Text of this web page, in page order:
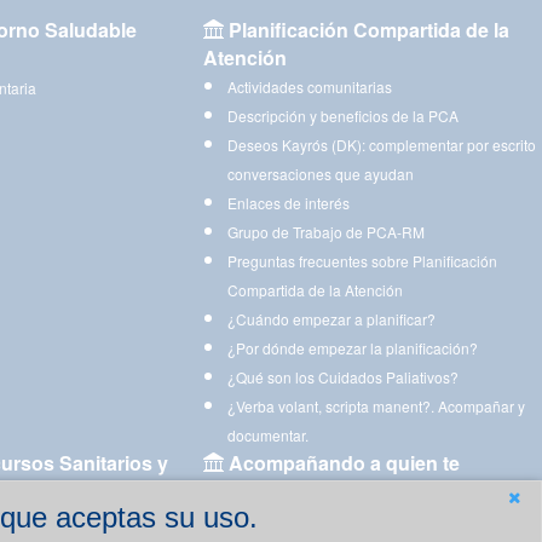
aceptas su uso.
Saludable
Planificación Compartida de la
Atención
Actividades comunitarias
Descripción y beneficios de la PCA
Deseos Kayrós (DK): complementar por escrito
conversaciones que ayudan
Enlaces de interés
Grupo de Trabajo de PCA-RM
Preguntas frecuentes sobre Planificación
Compartida de la Atención
¿Cuándo empezar a planificar?
¿Por dónde empezar la planificación?
¿Qué son los Cuidados Paliativos?
¿Verba volant, scripta manent?. Acompañar y
documentar.
Sanitarios y
Acompañando a quien te
Aplicaciones para descargar